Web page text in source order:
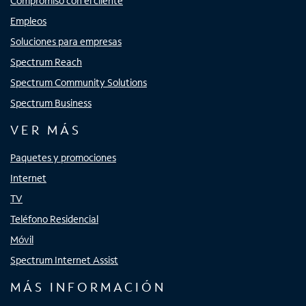
Empleos
Soluciones para empresas
Spectrum Reach
Spectrum Community Solutions
Spectrum Business
VER MÁS
Paquetes y promociones
Internet
TV
Teléfono Residencial
Móvil
Spectrum Internet Assist
MÁS INFORMACIÓN